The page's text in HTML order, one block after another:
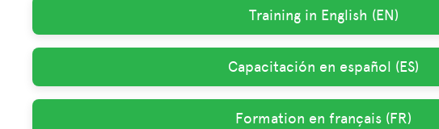
Training in English (EN)
Capacitación en español (ES)
Formation en français (FR)